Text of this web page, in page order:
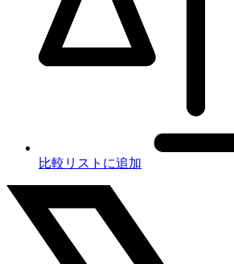
比較リストに追加